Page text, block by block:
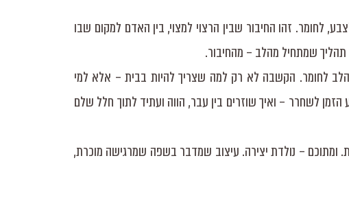
לחומר. זהו החיבור שבין הרצוי למצוי, בין האדם למקום שבו
תהליך שמתחיל מהלב – מהחיבור.
הלב לחומר. הקשבה לא רק למה שצריך להיות בבית – אלא למי
לשחרר – ואיך שוזרים בין עבר, הווה ועתיד לתוך חלל שלם
ומתוכם – נולדת יצירה. עיצוב שמדבר בשפה שמרגישה מוכרת,